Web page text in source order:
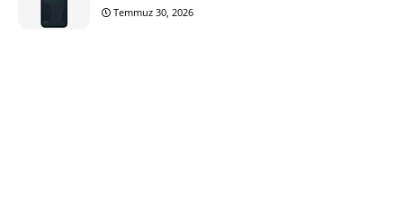
Temmuz 30, 2026